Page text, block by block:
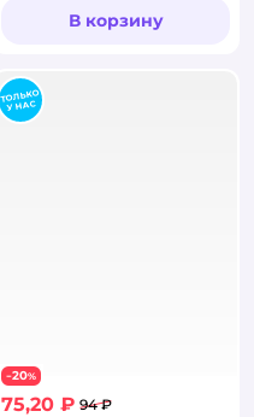
В корзину
−20%
75,20 ₽ 94 ₽